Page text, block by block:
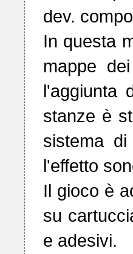
dev.
In questa
mappe
l'aggiunta
stanze è
sistema
l'effetto
Il gioco è
su